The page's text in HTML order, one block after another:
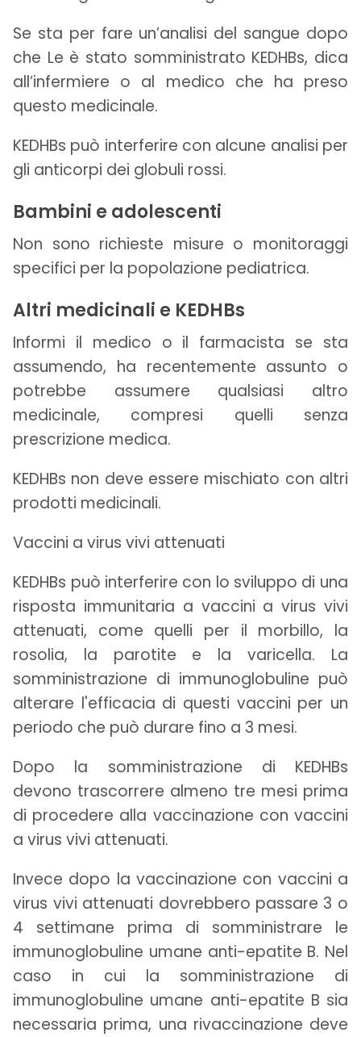
Se sta per fare un’analisi del sangue dopo
che Le è stato somministrato KEDHBs, dica
all’infermiere o al medico che ha preso
questo medicinale.
KEDHBs può interferire con alcune analisi per
gli anticorpi dei globuli rossi.
Bambini e adolescenti
Non sono richieste misure o monitoraggi
specifici per la popolazione pediatrica.
Altri medicinali e KEDHBs
Informi il medico o il farmacista se sta
assumendo, ha recentemente assunto o
potrebbe assumere qualsiasi altro
medicinale, compresi quelli senza
prescrizione medica.
KEDHBs non deve essere mischiato con altri
prodotti medicinali.
Vaccini a virus vivi attenuati
KEDHBs può interferire con lo sviluppo di una
risposta immunitaria a vaccini a virus vivi
attenuati, come quelli per il morbillo, la
rosolia, la parotite e la varicella. La
somministrazione di immunoglobuline può
alterare l'efficacia di questi vaccini per un
periodo che può durare fino a 3 mesi.
Dopo la somministrazione di KEDHBs
devono trascorrere almeno tre mesi prima
di procedere alla vaccinazione con vaccini
a virus vivi attenuati.
Invece dopo la vaccinazione con vaccini a
virus vivi attenuati dovrebbero passare 3 o
4 settimane prima di somministrare le
immunoglobuline umane anti-epatite B. Nel
caso in cui la somministrazione di
immunoglobuline umane anti-epatite B sia
necessaria prima, una rivaccinazione deve